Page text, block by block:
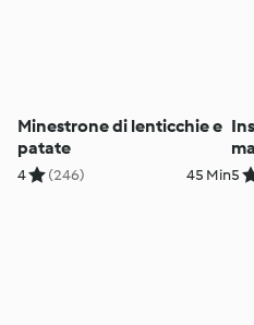
Minestrone di lenticchie e
patate
4 (246) 45 Min5